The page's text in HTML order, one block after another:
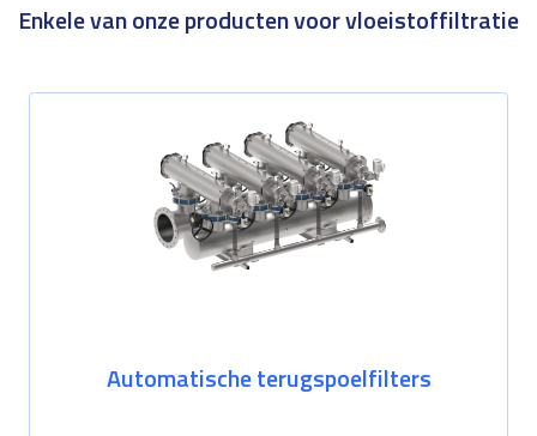
Enkele van onze producten voor vloeistoffiltratie
Automatische terugspoelfilters